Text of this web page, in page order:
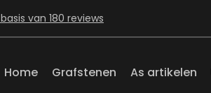
Home Grafstenen As artikelen
van 180 reviews